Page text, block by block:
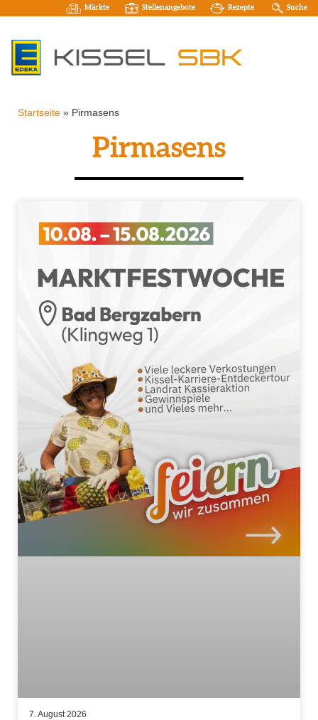
Märkte Stellenangebote Rezepte Suche
Startseite » Pirmasens
Pirmasens
7. August 2026